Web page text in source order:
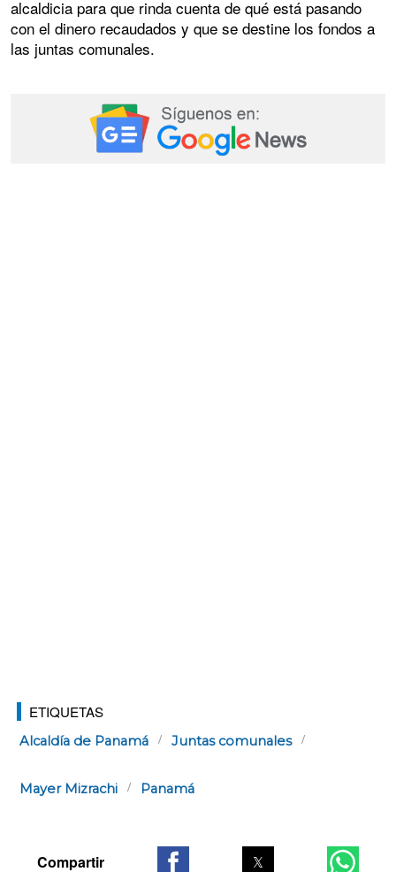
alcaldicia para que rinda cuenta de qué está pasando
con el dinero recaudados y que se destine los fondos a
las juntas comunales.
ETIQUETAS
Alcaldía de Panamá Juntas comunales
Mayer Mizrachi Panamá